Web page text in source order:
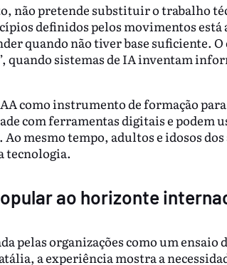
não pretende substituir o trabalho
definidos pelos movimentos está
quando não tiver base suficiente.
quando sistemas de IA inventam
como instrumento de formação
com ferramentas digitais e podem
mesmo tempo, adultos e idosos
tecnologia.
ao horizonte
pelas organizações como um
a experiência mostra a